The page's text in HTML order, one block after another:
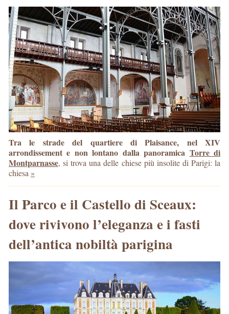
Tra le strade del quartiere di Plaisance, nel XIV
arrondissement e non lontano dalla panoramica Torre di
Montparnasse, si trova una delle chiese più insolite di Parigi: la
chiesa »
Il Parco e il Castello di Sceaux:
dove rivivono l’eleganza e i fasti
dell’antica nobiltà parigina